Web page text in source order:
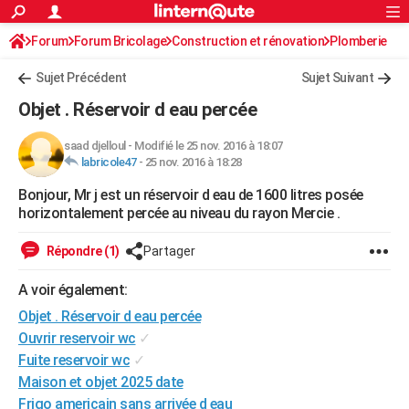
ACTUALITÉS
Politique
Société
Faits Divers
Education
Monde
Villes
+
FINANCE
Retraite
Impôts
Epargne
Immobilier
Risques naturels par ville
Banque
Assurance
Crédit
AUTO
Essais
Réserver un essai
Citadines
Berlines
SUV
Forum auto
+HIGH-TECH
Mobiles
Meilleur smartphone
Internet
Ordinateurs
Jeux vidéo
Guide high-tech
BRICOLAGE
WEEK-END
Guides de France
Escapades
Patrimoine
Expositions
Musées
Week-end nature
+LIFESTYLE
Art de vivre
Bien-être
Loisirs
Mode
Modes de vie
SANTE
Alimentation
Guide de la santé
Maladies
Médicaments
Sommeil
Rechercher
S'inscrire
Connexion
Forum Forum Bricolage Construction et rénovation Plomberie
Sujet Précédent Sujet Suivant
Objet . Réservoir d eau percée
saad djelloul - Modifié le 25 nov. 2016 à 18:07
labricole47- 25 nov. 2016 à 18:28
Bonjour, Mr j est un réservoir d eau de 1600 litres posée
horizontalement percée au niveau du rayon Mercie .
Répondre (1) Partager
A voir également:
Objet . Réservoir d eau percée
Ouvrir reservoir wc ✓
Fuite reservoir wc ✓
Maison et objet 2025 date
Frigo americain sans arrivée d eau